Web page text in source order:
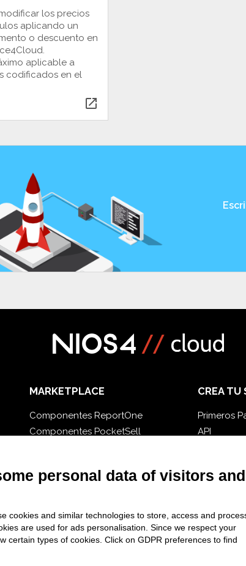
los precios
aplicando un
o descuento en
aplicable a
codificados en el
open_in_new
MARKETPLACE
Componentes ReportOne
Componentes PocketSell
CREA TU
Primeros
API
personal data of visitors and
cookies and similar technologies to store, access and
are used for ads personalisation. Since we respect your
certain types of cookies. Click on GDPR preferences to find